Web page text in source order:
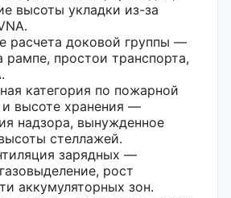
высоты укладки из-за
расчета доковой группы —
рампе, простои транспорта,
категория по пожарной
и высоте хранения —
надзора, вынужденное
стеллажей.
зарядных —
рост
аккумуляторных зон.